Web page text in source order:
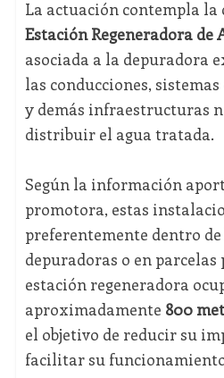
La actuación contempla la
Estación Regeneradora de
asociada a la depuradora
las conducciones,
y demás infraestructuras
distribuir el agua tratada.
Según la información
promotora, estas
preferentemente dentro
depuradoras o en parcelas
estación regeneradora
aproximadamente 800
el objetivo de reducir su
facilitar su